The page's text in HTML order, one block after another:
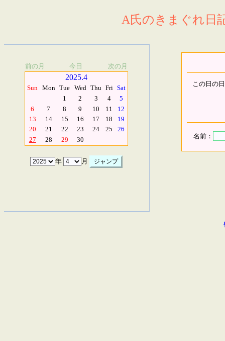
A氏のきまぐれ日
前の月 今日 次の月
2025.4
Sun Mon Tue Wed Thu Fri Sat
1
2 3 4
5
6
7 8 9 10 11
12
13
14 15 16 17 18
19
20
21 22 23 24 25
26
27
28 29 30
年 月
この日の
名前：